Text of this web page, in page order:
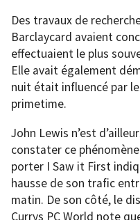
Des travaux de
Barclaycard avaient
effectuaient le plus
Elle avait également
nuit était influencé par
primetime.
John Lewis n’est
constater ce
porter I Saw it First
hausse de son trafic
matin. De son côté, le
Currys PC World note